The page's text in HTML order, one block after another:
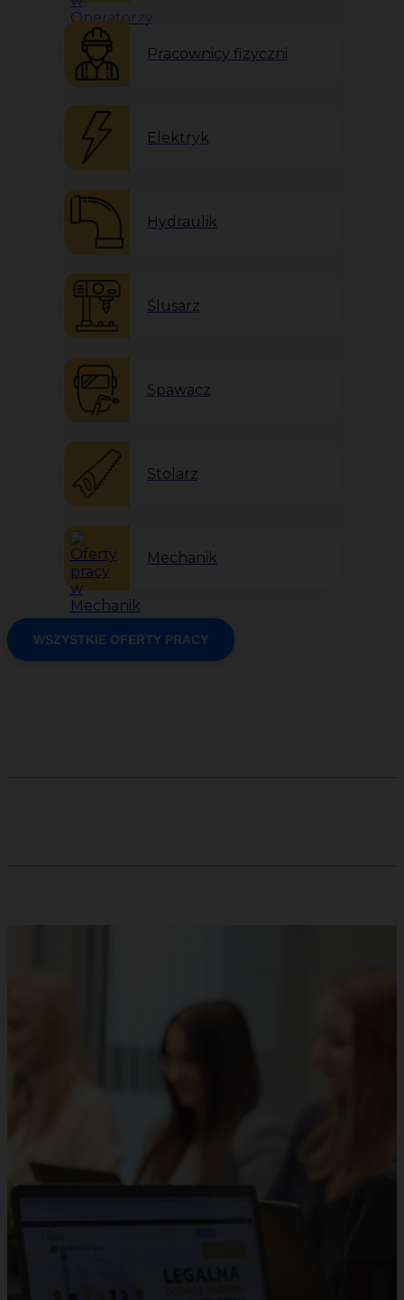
Pracownicy fizyczni
Elektryk
Hydraulik
Ślusarz
Spawacz
Stolarz
Mechanik
WSZYSTKIE OFERTY PRACY